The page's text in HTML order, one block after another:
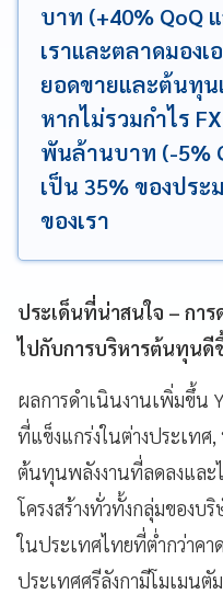
บาท (+40% QoQ
เราและตลาดมอง
ยอดขายและต้นทุน
หากไม่รวมกำไร
พันล้านบาท (-5%
เป็น 35% ของประ
ของเรา
ประเด็นที่น่าสนใจ – กา
ไปกับการบริหารต้นทุนดี
ผลการดำเนินงานเพิ่มขึ้น
ที่แข็งแกร่งในต่างประเท
ต้นทุนพลังงานที่ลดลงและ
โครงสร้างทั่วทั้งกลุ่มของบ
ในประเทศไทยที่ต่ำกว่าค
ประเทศศรีลังกามีโมเมน